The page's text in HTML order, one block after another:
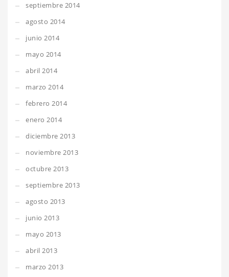
septiembre 2014
agosto 2014
junio 2014
mayo 2014
abril 2014
marzo 2014
febrero 2014
enero 2014
diciembre 2013
noviembre 2013
octubre 2013
septiembre 2013
agosto 2013
junio 2013
mayo 2013
abril 2013
marzo 2013